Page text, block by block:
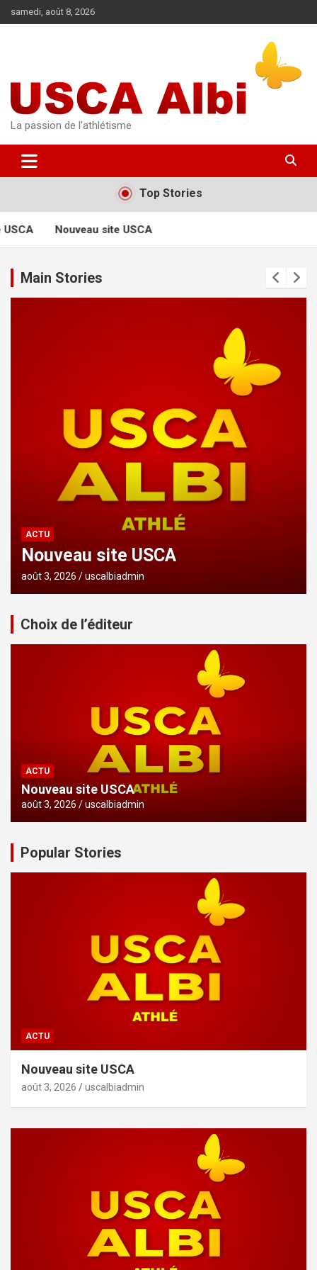
au
samedi, août 8, 2026
La passion de l'athlétisme
Top Stories
Nouveau site USCA
Main Stories
ACTU
Nouveau site USCA
août 3, 2026 uscalbiadmin
Choix de l’éditeur
ACTU
Nouveau site USCA
août 3, 2026 uscalbiadmin
Popular Stories
ACTU
Nouveau site USCA
août 3, 2026 uscalbiadmin